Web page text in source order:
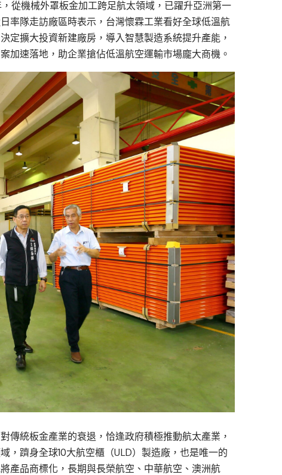
從機械外罩板金加工跨足航太領域，已躍升亞洲第一
率隊走訪廠區時表示，台灣懷霖工業看好全球低溫航
定擴大投資新建廠房，導入智慧製造系統提升產能，
加速落地，助企業搶佔低溫航空運輸市場龐大商機。
傳統板金產業的衰退，恰逢政府積極推動航太產業，
，躋身全球10大航空櫃（ULD）製造廠，也是唯一的
產品商標化，長期與長榮航空、中華航空、澳洲航